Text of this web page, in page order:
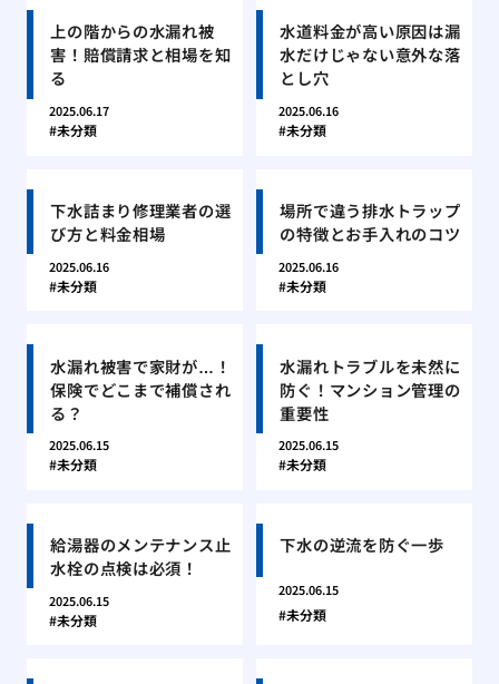
上の階からの水漏れ被
害！賠償請求と相場を知
る
2025.06.17
未分類
水道料金が高い原因は漏
水だけじゃない意外な落
とし穴
2025.06.16
未分類
下水詰まり修理業者の選
び方と料金相場
2025.06.16
未分類
場所で違う排水トラップ
の特徴とお手入れのコツ
2025.06.16
未分類
水漏れ被害で家財が…！
保険でどこまで補償され
る？
2025.06.15
未分類
水漏れトラブルを未然に
防ぐ！マンション管理の
重要性
2025.06.15
未分類
給湯器のメンテナンス止
水栓の点検は必須！
2025.06.15
未分類
下水の逆流を防ぐ一歩
2025.06.15
未分類